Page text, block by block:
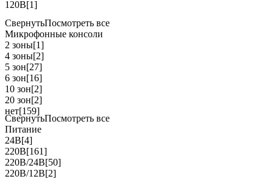
120В[1]
СвернутьПосмотреть все
Микрофонные консоли
2 зоны[1]
4 зоны[2]
5 зон[27]
6 зон[16]
10 зон[2]
20 зон[2]
нет[159]
СвернутьПосмотреть все
Питание
24В[4]
220В[161]
220В/24В[50]
220В/12В[2]